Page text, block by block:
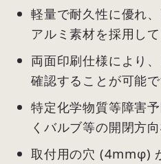
軽量で耐久性に優れ
アルミ素材を採用して
両面印刷仕様により
確認することが可能で
特定化学物質等障害
くバルブ等の開閉方
取付用の穴 (4mmφ)